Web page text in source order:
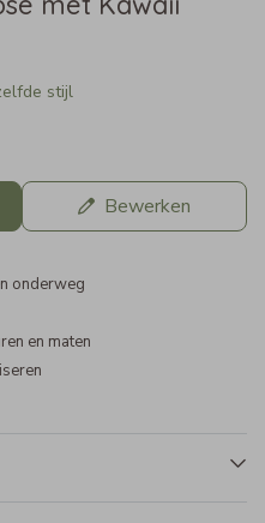
stijl
Bewerken
onderweg
en maten